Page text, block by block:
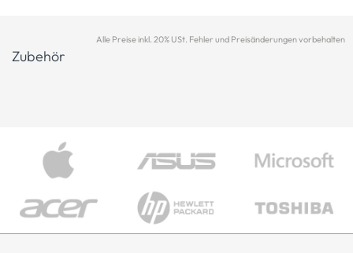
Alle Preise inkl. 20% USt. Fehler und Preisänderungen vorbehalten
Zubehör